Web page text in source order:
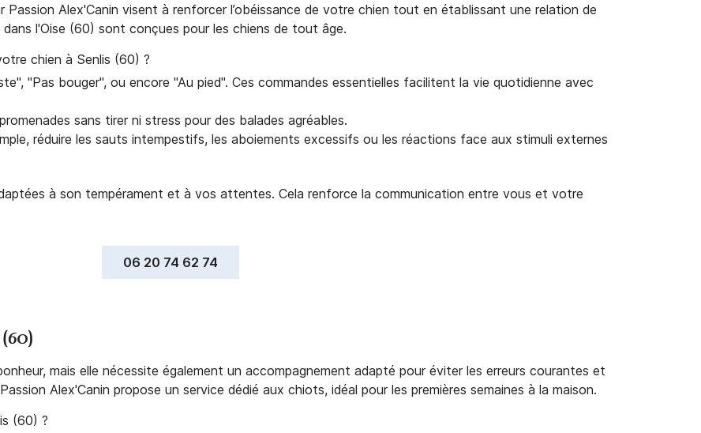
Passion Alex'Canin visent à renforcer l’obéissance de votre chien tout en établissant une relation de
l'Oise (60) sont conçues pour les chiens de tout âge.
chien à Senlis (60) ?
"Pas bouger", ou encore "Au pied". Ces commandes essentielles facilitent la vie quotidienne avec
sans tirer ni stress pour des balades agréables.
réduire les sauts intempestifs, les aboiements excessifs ou les réactions face aux stimuli externes
à son tempérament et à vos attentes. Cela renforce la communication entre vous et votre
06 20 74 62 74
(60)
mais elle nécessite également un accompagnement adapté pour éviter les erreurs courantes et
Alex'Canin propose un service dédié aux chiots, idéal pour les premières semaines à la maison.
(60) ?